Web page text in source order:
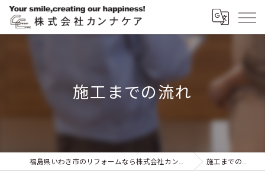
施工までの流れ
福島県いわき市のリフォームなら株式会社カンナケア 施工までの流れ